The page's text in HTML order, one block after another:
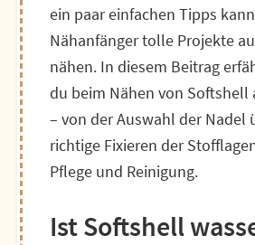
ein paar einfachen Tipps
Nähanfänger tolle Projekte
nähen. In diesem Beitrag
du beim Nähen von
– von der Auswahl der Nadel
richtige Fixieren der
Pflege und Reinigung.
Ist Softshell